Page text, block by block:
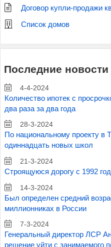
Договор купли-продажи
Список домов
Последние новости
4-4-2024
Количество ипотек с
два раза за два года
28-3-2024
По национальному проекту в
одиннадцать новых школ
21-3-2024
Строящуюся дорогу с 1992
14-3-2024
Был определен средний
миллионниках в России
7-3-2024
Генеральный директор ЛСР
решение уйти с занимаемого